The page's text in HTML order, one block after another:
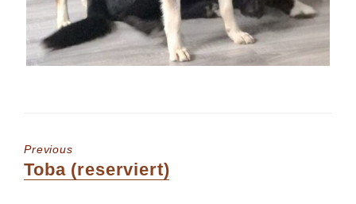
Previous
Previous
Toba (reserviert)